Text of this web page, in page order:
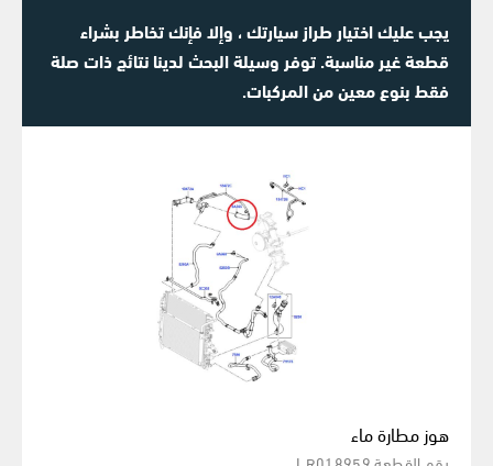
يجب عليك اختيار طراز سيارتك ، وإلا فإنك تخاطر بشراء
قطعة غير مناسبة. توفر وسيلة البحث لدينا نتائج ذات صلة
فقط بنوع معين من المركبات.
هوز مطارة ماء